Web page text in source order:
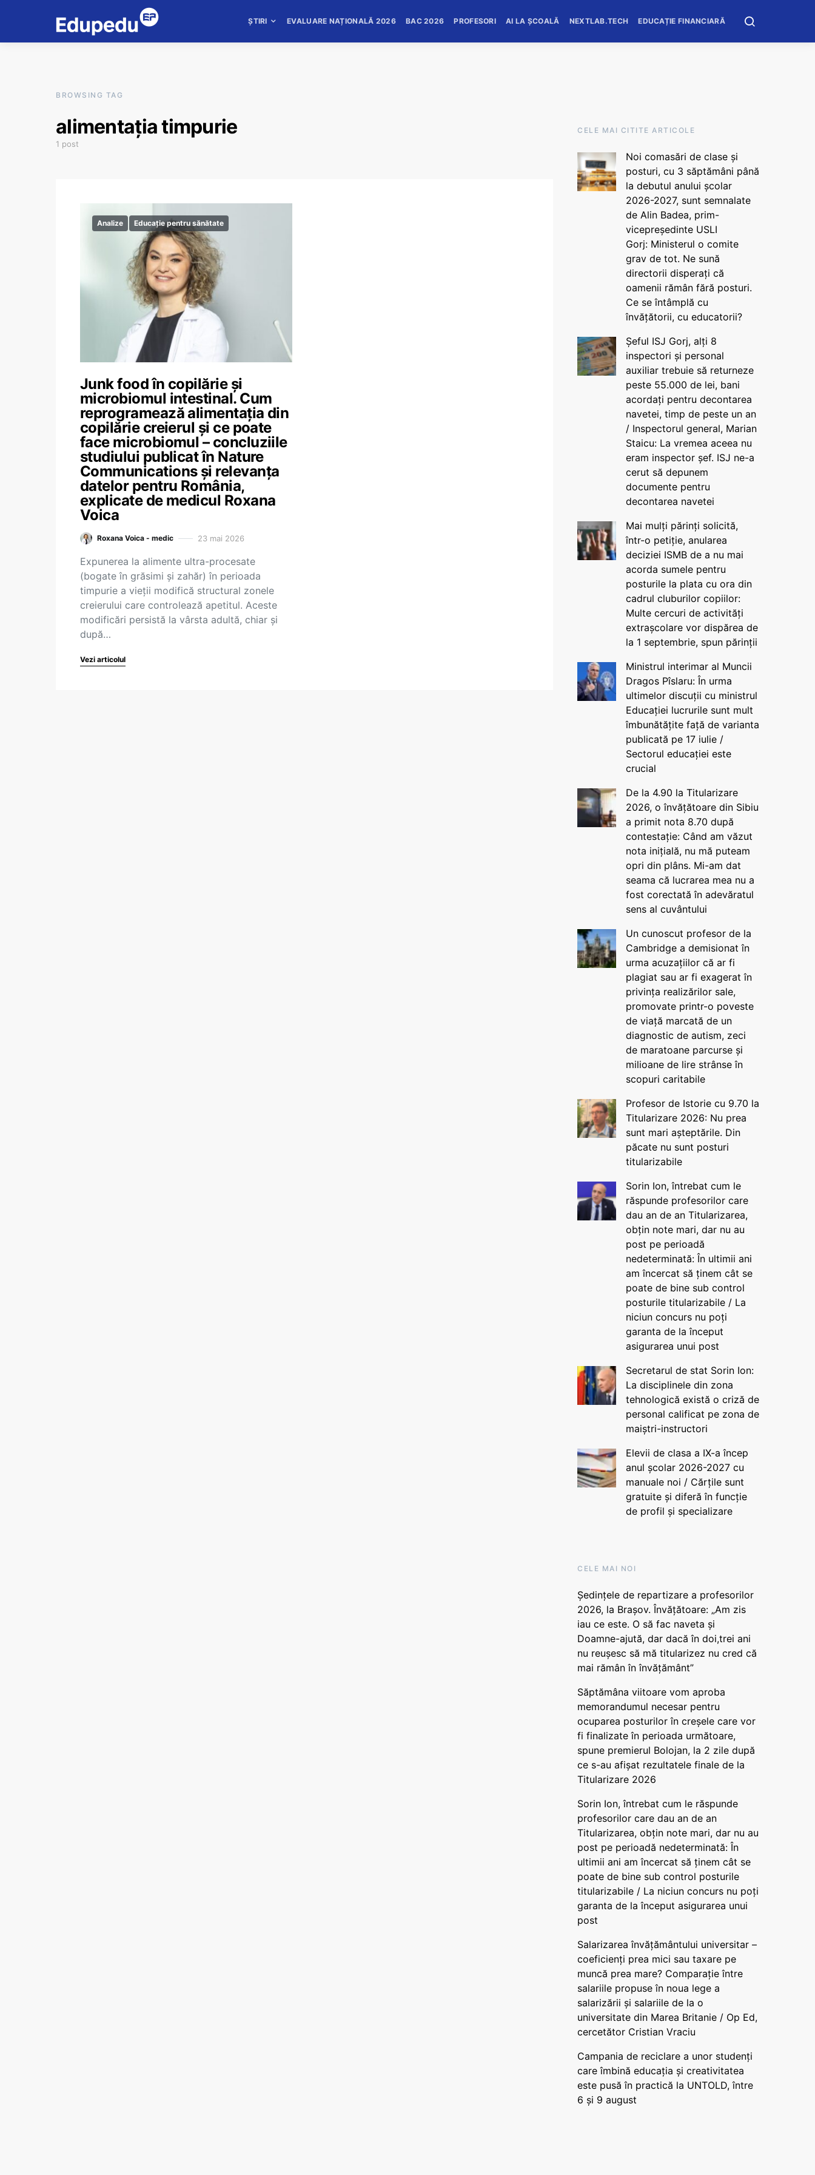
ȘTIRI EVALUARE NAȚIONALĂ 2026 BAC 2026 PROFESORI AI LA ȘCOALĂ NEXTLAB.TECH EDUCAȚIE FINANCIARĂ
BROWSING TAG
alimentația timpurie
1 post
Analize Educație pentru sănătate
Junk food în copilărie și
microbiomul intestinal. Cum
reprogramează alimentația din
copilărie creierul și ce poate
face microbiomul – concluziile
studiului publicat în Nature
Communications și relevanța
datelor pentru România,
explicate de medicul Roxana
Voica
Roxana Voica - medic 23 mai 2026
Expunerea la alimente ultra-procesate
(bogate în grăsimi și zahăr) în perioada
timpurie a vieții modifică structural zonele
creierului care controlează apetitul. Aceste
modificări persistă la vârsta adultă, chiar și
după…
Vezi articolul
CELE MAI CITITE ARTICOLE
Noi comasări de clase și
posturi, cu 3 săptămâni până
la debutul anului școlar
2026-2027, sunt semnalate
de Alin Badea, prim-
vicepreședinte USLI
Gorj: Ministerul o comite
grav de tot. Ne sună
directorii disperați că
oamenii rămân fără posturi.
Ce se întâmplă cu
învățătorii, cu educatorii?
Șeful ISJ Gorj, alți 8
inspectori și personal
auxiliar trebuie să returneze
peste 55.000 de lei, bani
acordați pentru decontarea
navetei, timp de peste un an
/ Inspectorul general, Marian
Staicu: La vremea aceea nu
eram inspector șef. ISJ ne-a
cerut să depunem
documente pentru
decontarea navetei
Mai mulți părinți solicită,
într-o petiție, anularea
deciziei ISMB de a nu mai
acorda sumele pentru
posturile la plata cu ora din
cadrul cluburilor copiilor:
Multe cercuri de activități
extrașcolare vor dispărea de
la 1 septembrie, spun părinții
Ministrul interimar al Muncii
Dragos Pîslaru: În urma
ultimelor discuții cu ministrul
Educației lucrurile sunt mult
îmbunătățite față de varianta
publicată pe 17 iulie /
Sectorul educației este
crucial
De la 4.90 la Titularizare
2026, o învățătoare din Sibiu
a primit nota 8.70 după
contestație: Când am văzut
nota inițială, nu mă puteam
opri din plâns. Mi-am dat
seama că lucrarea mea nu a
fost corectată în adevăratul
sens al cuvântului
Un cunoscut profesor de la
Cambridge a demisionat în
urma acuzațiilor că ar fi
plagiat sau ar fi exagerat în
privința realizărilor sale,
promovate printr-o poveste
de viață marcată de un
diagnostic de autism, zeci
de maratoane parcurse și
milioane de lire strânse în
scopuri caritabile
Profesor de Istorie cu 9.70 la
Titularizare 2026: Nu prea
sunt mari așteptările. Din
păcate nu sunt posturi
titularizabile
Sorin Ion, întrebat cum le
răspunde profesorilor care
dau an de an Titularizarea,
obțin note mari, dar nu au
post pe perioadă
nedeterminată: În ultimii ani
am încercat să ținem cât se
poate de bine sub control
posturile titularizabile / La
niciun concurs nu poți
garanta de la început
asigurarea unui post
Secretarul de stat Sorin Ion:
La disciplinele din zona
tehnologică există o criză de
personal calificat pe zona de
maiștri-instructori
Elevii de clasa a IX-a încep
anul școlar 2026-2027 cu
manuale noi / Cărțile sunt
gratuite și diferă în funcție
de profil și specializare
CELE MAI NOI
Ședințele de repartizare a profesorilor
2026, la Brașov. Învățătoare: „Am zis
iau ce este. O să fac naveta și
Doamne-ajută, dar dacă în doi,trei ani
nu reușesc să mă titularizez nu cred că
mai rămân în învățământ”
Săptămâna viitoare vom aproba
memorandumul necesar pentru
ocuparea posturilor în creșele care vor
fi finalizate în perioada următoare,
spune premierul Bolojan, la 2 zile după
ce s-au afișat rezultatele finale de la
Titularizare 2026
Sorin Ion, întrebat cum le răspunde
profesorilor care dau an de an
Titularizarea, obțin note mari, dar nu au
post pe perioadă nedeterminată: În
ultimii ani am încercat să ținem cât se
poate de bine sub control posturile
titularizabile / La niciun concurs nu poți
garanta de la început asigurarea unui
post
Salarizarea învățământului universitar –
coeficienți prea mici sau taxare pe
muncă prea mare? Comparație între
salariile propuse în noua lege a
salarizării și salariile de la o
universitate din Marea Britanie / Op Ed,
cercetător Cristian Vraciu
Campania de reciclare a unor studenți
care îmbină educația și creativitatea
este pusă în practică la UNTOLD, între
6 și 9 august